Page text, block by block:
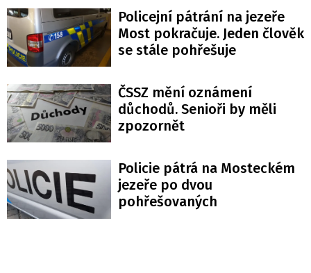
Policejní pátrání na jezeře
Most pokračuje. Jeden člověk
se stále pohřešuje
ČSSZ mění oznámení
důchodů. Senioři by měli
zpozornět
Policie pátrá na Mosteckém
jezeře po dvou
pohřešovaných